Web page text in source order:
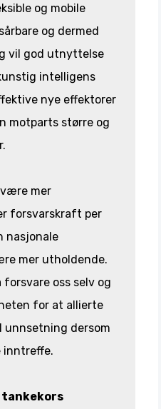
og mobile
og dermed
vil god utnyttelse
intelligens
nye effektorer
motparts større og
mer
forsvarskraft per
nasjonale
mer utholdende.
oss selv og
for at allierte
unnsetning dersom
inntreffe.